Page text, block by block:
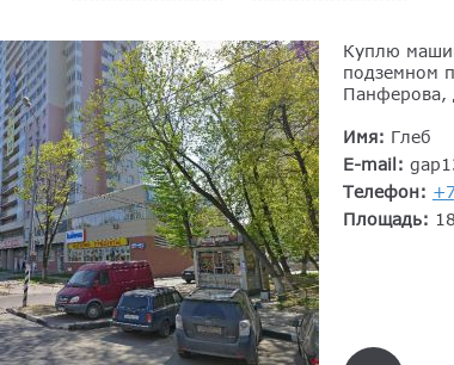
Куплю
подземном
Панферова,
Имя: Глеб
E-mail:
Телефон:
Площадь: